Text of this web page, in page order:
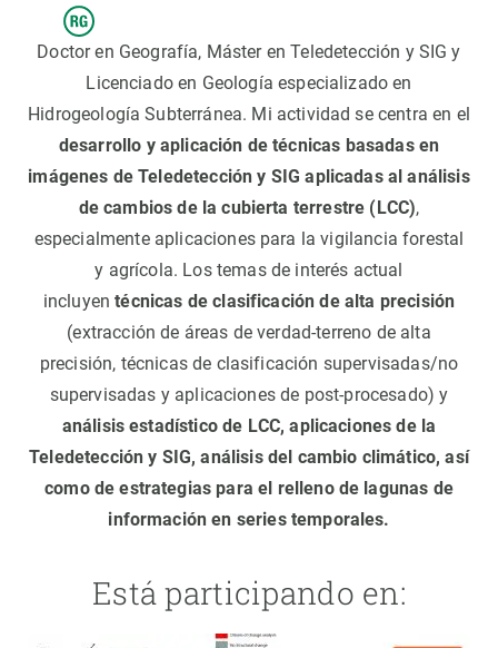
Doctor en Geografía, Máster en Teledetección y SIG y
Licenciado en Geología especializado en
Hidrogeología Subterránea. Mi actividad se centra en el
desarrollo y aplicación de técnicas basadas en
imágenes de Teledetección y SIG aplicadas al análisis
de cambios de la cubierta terrestre (LCC),
especialmente aplicaciones para la vigilancia forestal
y agrícola. Los temas de interés actual
incluyentécnicas de clasificación de alta precisión
(extracción de áreas de verdad-terreno de alta
precisión, técnicas de clasificación supervisadas/no
supervisadas y aplicaciones de post-procesado) y
análisis estadístico de LCC, aplicaciones de la
Teledetección y SIG, análisis del cambio climático, así
como de estrategias para el relleno de lagunas de
información en series temporales.
Está participando en: